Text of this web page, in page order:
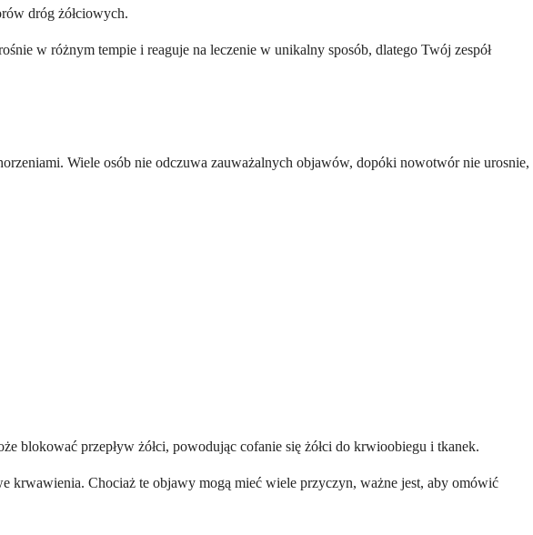
dróg żółciowych.
w różnym tempie i reaguje na leczenie w unikalny sposób, dlatego Twój zespół
Wiele osób nie odczuwa zauważalnych objawów, dopóki nowotwór nie urosnie,
blokować przepływ żółci, powodując cofanie się żółci do krwioobiegu i tkanek.
krwawienia. Chociaż te objawy mogą mieć wiele przyczyn, ważne jest, aby omówić